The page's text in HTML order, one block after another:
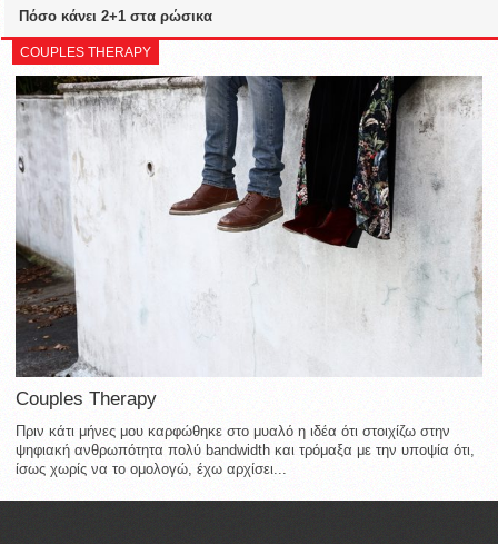
Πόσο κάνει 2+1 στα ρώσικα
COUPLES THERAPY
Couples Therapy
Πριν κάτι μήνες μου καρφώθηκε στο μυαλό η ιδέα ότι στοιχίζω στην
ψηφιακή ανθρωπότητα πολύ bandwidth και τρόμαξα με την υποψία ότι,
ίσως χωρίς να το ομολογώ, έχω αρχίσει...